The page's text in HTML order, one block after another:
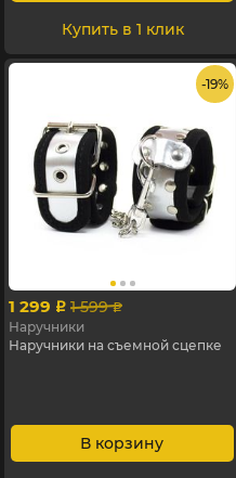
Купить в 1 клик
- 19%
1 299 p 1 599 p
Наручники
Наручники на съемной сцепке
В корзину